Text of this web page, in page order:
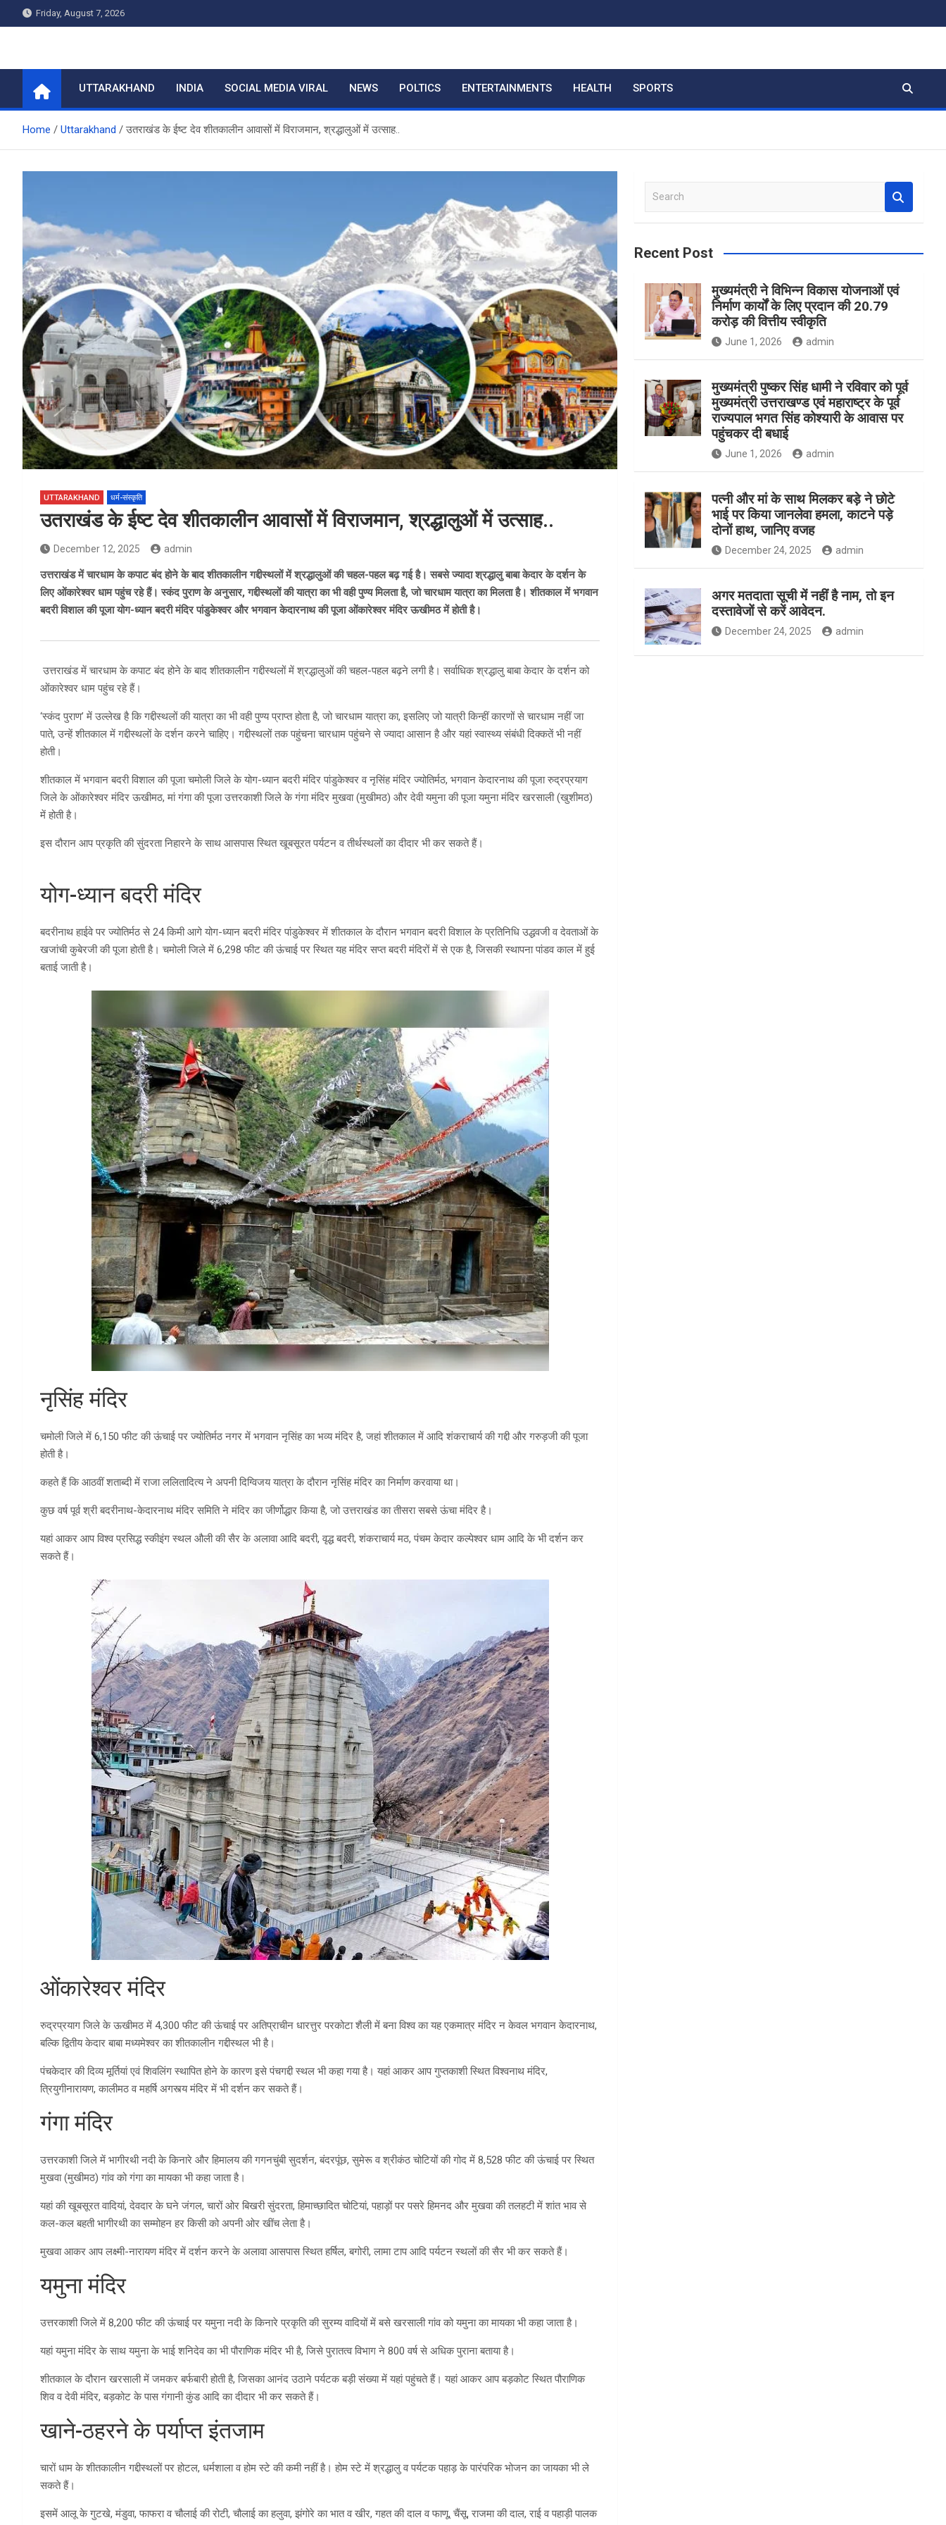
to
Friday, August 7, 2026
Home
UTTARAKHAND INDIA SOCIAL MEDIA VIRAL NEWS POLTICS ENTERTAINMENTS HEALTH SPORTS
Home Uttarakhand उतराखंड के ईष्ट देव शीतकालीन आवासों में विराजमान, श्रद्धालुओं में उत्साह..
UTTARAKHAND धर्म-संस्कृति
उतराखंड के ईष्ट देव शीतकालीन आवासों में विराजमान, श्रद्धालुओं में उत्साह..
December 12, 2025 admin
उत्तराखंड में चारधाम के कपाट बंद होने के बाद शीतकालीन गद्दीस्थलों में श्रद्धालुओं की चहल-पहल बढ़ गई है। सबसे ज्यादा श्रद्धालु बाबा केदार के दर्शन के
लिए ओंकारेश्वर धाम पहुंच रहे हैं। स्कंद पुराण के अनुसार, गद्दीस्थलों की यात्रा का भी वही पुण्य मिलता है, जो चारधाम यात्रा का मिलता है। शीतकाल में भगवान
बदरी विशाल की पूजा योग-ध्यान बदरी मंदिर पांडुकेश्वर और भगवान केदारनाथ की पूजा ओंकारेश्वर मंदिर ऊखीमठ में होती है।
उत्तराखंड में चारधाम के कपाट बंद होने के बाद शीतकालीन गद्दीस्थलों में श्रद्धालुओं की चहल-पहल बढ़ने लगी है। सर्वाधिक श्रद्धालु बाबा केदार के दर्शन को
ओंकारेश्वर धाम पहुंच रहे हैं।
‘स्कंद पुराण’ में उल्लेख है कि गद्दीस्थलों की यात्रा का भी वही पुण्य प्राप्त होता है, जो चारधाम यात्रा का, इसलिए जो यात्री किन्हीं कारणों से चारधाम नहीं जा
पाते, उन्हें शीतकाल में गद्दीस्थलों के दर्शन करने चाहिए। गद्दीस्थलों तक पहुंचना चारधाम पहुंचने से ज्यादा आसान है और यहां स्वास्थ्य संबंधी दिक्कतें भी नहीं
होती।
शीतकाल में भगवान बदरी विशाल की पूजा चमोली जिले के योग-ध्यान बदरी मंदिर पांडुकेश्वर व नृसिंह मंदिर ज्योतिर्मठ, भगवान केदारनाथ की पूजा रुद्रप्रयाग
जिले के ओंकारेश्वर मंदिर ऊखीमठ, मां गंगा की पूजा उत्तरकाशी जिले के गंगा मंदिर मुखवा (मुखीमठ) और देवी यमुना की पूजा यमुना मंदिर खरसाली (खुशीमठ)
में होती है।
इस दौरान आप प्रकृति की सुंदरता निहारने के साथ आसपास स्थित खूबसूरत पर्यटन व तीर्थस्थलों का दीदार भी कर सकते हैं।
योग-ध्यान बदरी मंदिर
बदरीनाथ हाईवे पर ज्योतिर्मठ से 24 किमी आगे योग-ध्यान बदरी मंदिर पांडुकेश्वर में शीतकाल के दौरान भगवान बदरी विशाल के प्रतिनिधि उद्धवजी व देवताओं के
खजांची कुबेरजी की पूजा होती है। चमोली जिले में 6,298 फीट की ऊंचाई पर स्थित यह मंदिर सप्त बदरी मंदिरों में से एक है, जिसकी स्थापना पांडव काल में हुई
बताई जाती है।
नृसिंह मंदिर
चमोली जिले में 6,150 फीट की ऊंचाई पर ज्योतिर्मठ नगर में भगवान नृसिंह का भव्य मंदिर है, जहां शीतकाल में आदि शंकराचार्य की गद्दी और गरुड़जी की पूजा
होती है।
कहते हैं कि आठवीं शताब्दी में राजा ललितादित्य ने अपनी दिग्विजय यात्रा के दौरान नृसिंह मंदिर का निर्माण करवाया था।
कुछ वर्ष पूर्व श्री बदरीनाथ-केदारनाथ मंदिर समिति ने मंदिर का जीर्णोद्धार किया है, जो उत्तराखंड का तीसरा सबसे ऊंचा मंदिर है।
यहां आकर आप विश्व प्रसिद्ध स्कीइंग स्थल औली की सैर के अलावा आदि बदरी, वृद्ध बदरी, शंकराचार्य मठ, पंचम केदार कल्पेश्वर धाम आदि के भी दर्शन कर
सकते हैं।
ओंकारेश्वर मंदिर
रुद्रप्रयाग जिले के ऊखीमठ में 4,300 फीट की ऊंचाई पर अतिप्राचीन धारत्तुर परकोटा शैली में बना विश्व का यह एकमात्र मंदिर न केवल भगवान केदारनाथ,
बल्कि द्वितीय केदार बाबा मध्यमेश्वर का शीतकालीन गद्दीस्थल भी है।
पंचकेदार की दिव्य मूर्तियां एवं शिवलिंग स्थापित होने के कारण इसे पंचगद्दी स्थल भी कहा गया है। यहां आकर आप गुप्तकाशी स्थित विश्वनाथ मंदिर,
त्रियुगीनारायण, कालीमठ व महर्षि अगस्त्य मंदिर में भी दर्शन कर सकते हैं।
गंगा मंदिर
उत्तरकाशी जिले में भागीरथी नदी के किनारे और हिमालय की गगनचुंबी सुदर्शन, बंदरपूंछ, सुमेरू व श्रीकंठ चोटियों की गोद में 8,528 फीट की ऊंचाई पर स्थित
मुखवा (मुखीमठ) गांव को गंगा का मायका भी कहा जाता है।
यहां की खूबसूरत वादियां, देवदार के घने जंगल, चारों ओर बिखरी सुंदरता, हिमाच्छादित चोटियां, पहाड़ों पर पसरे हिमनद और मुखवा की तलहटी में शांत भाव से
कल-कल बहती भागीरथी का सम्मोहन हर किसी को अपनी ओर खींच लेता है।
मुखवा आकर आप लक्ष्मी-नारायण मंदिर में दर्शन करने के अलावा आसपास स्थित हर्षिल, बगोरी, लामा टाप आदि पर्यटन स्थलों की सैर भी कर सकते हैं।
यमुना मंदिर
उत्तरकाशी जिले में 8,200 फीट की ऊंचाई पर यमुना नदी के किनारे प्रकृति की सुरम्य वादियों में बसे खरसाली गांव को यमुना का मायका भी कहा जाता है।
यहां यमुना मंदिर के साथ यमुना के भाई शनिदेव का भी पौराणिक मंदिर भी है, जिसे पुरातत्व विभाग ने 800 वर्ष से अधिक पुराना बताया है।
शीतकाल के दौरान खरसाली में जमकर बर्फबारी होती है, जिसका आनंद उठाने पर्यटक बड़ी संख्या में यहां पहुंचते हैं। यहां आकर आप बड़कोट स्थित पौराणिक
शिव व देवी मंदिर, बड़कोट के पास गंगानी कुंड आदि का दीदार भी कर सकते हैं।
खाने-ठहरने के पर्याप्त इंतजाम
चारों धाम के शीतकालीन गद्दीस्थलों पर होटल, धर्मशाला व होम स्टे की कमी नहीं है। होम स्टे में श्रद्धालु व पर्यटक पहाड़ के पारंपरिक भोजन का जायका भी ले
सकते हैं।
इसमें आलू के गुटखे, मंडुवा, फाफरा व चौलाई की रोटी, चौलाई का हलुवा, झंगोरे का भात व खीर, गहत की दाल व फाणू, चैंसू, राजमा की दाल, राई व पहाड़ी पालक
a
c
Recent Post
मुख्यमंत्री ने विभिन्न विकास योजनाओं एवं
निर्माण कार्यों के लिए प्रदान की 20.79
करोड़ की वित्तीय स्वीकृति
June 1, 2026 admin
मुख्यमंत्री पुष्कर सिंह धामी ने रविवार को पूर्व
मुख्यमंत्री उत्तराखण्ड एवं महाराष्ट्र के पूर्व
राज्यपाल भगत सिंह कोश्यारी के आवास पर
पहुंचकर दी बधाई
June 1, 2026 admin
पत्नी और मां के साथ मिलकर बड़े ने छोटे
भाई पर किया जानलेवा हमला, काटने पड़े
दोनों हाथ, जानिए वजह
December 24, 2025 admin
अगर मतदाता सूची में नहीं है नाम, तो इन
दस्तावेजों से करें आवेदन.
December 24, 2025 admin